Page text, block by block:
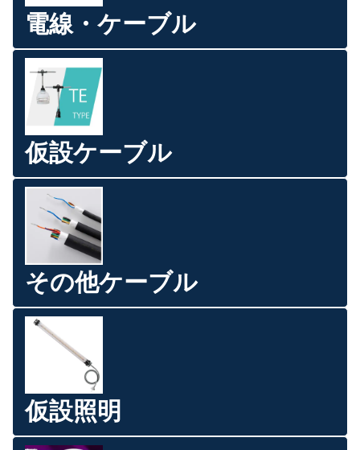
電線・ケーブル
仮設ケーブル
その他ケーブル
仮設照明